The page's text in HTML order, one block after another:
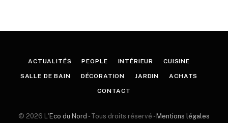
ACTUALITÉS PEOPLE INTÉRIEUR CUISINE
SALLE DE BAIN DÉCORATION JARDIN ACHATS
CONTACT
© 2026 L'Eco du Nord - Tous droits réservé - Mentions légales